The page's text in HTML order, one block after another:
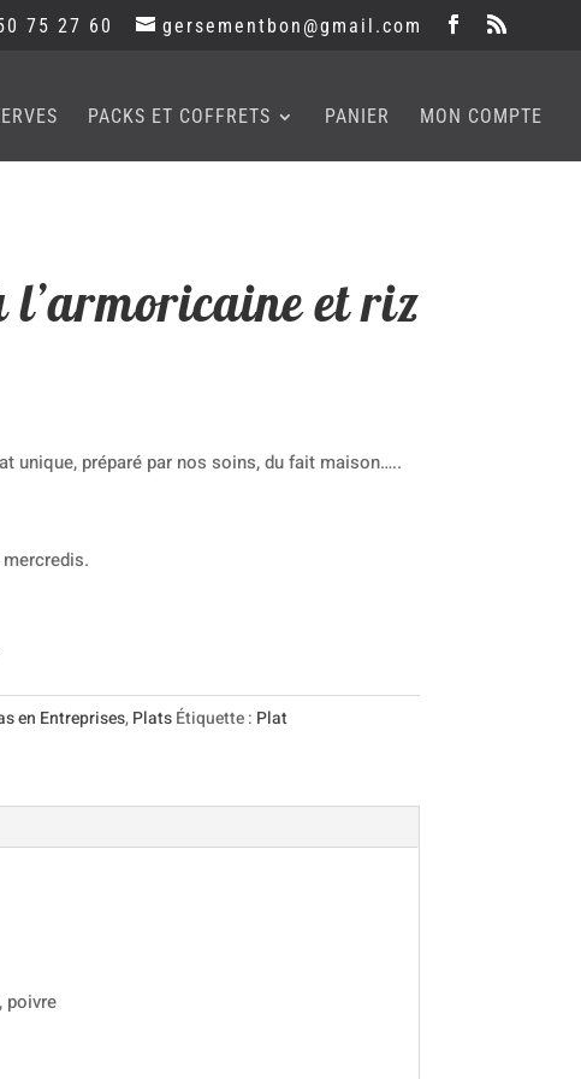
75 27 60 gersementbon@gmail.com
PACKS ET COFFRETS PANIER MON COMPTE
l’armoricaine et riz
unique, préparé par nos soins, du fait maison…..
en Entreprises,Plats Étiquette : Plat
poivre